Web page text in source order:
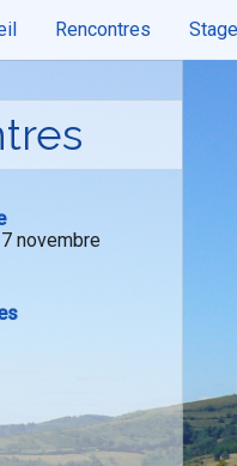
Rencontres
novembre